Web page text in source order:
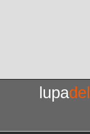
lupadel